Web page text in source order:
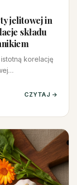
jelitowej in
składu
korelację
CZYTAJ →